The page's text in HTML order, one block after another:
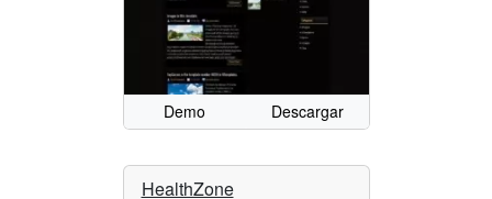
Demo Descargar
HealthZone